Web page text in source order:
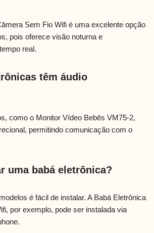
Sem Fio Wifi é uma excelente opção
pois oferece visão noturna e
real.
têm áudio
como o Monitor Vídeo Bebês VM75-2,
permitindo comunicação com o
uma babá eletrônica?
é fácil de instalar. A Babá Eletrônica
por exemplo, pode ser instalada via